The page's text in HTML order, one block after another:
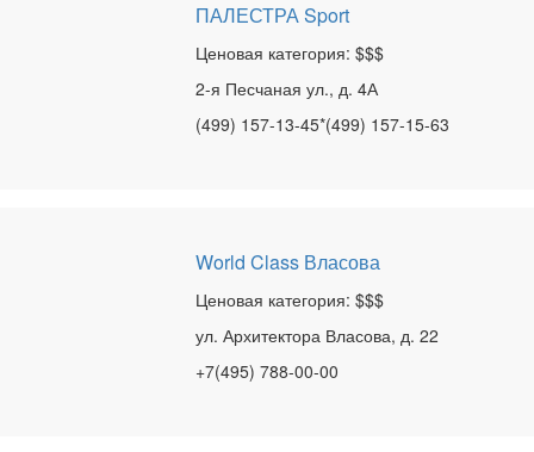
ПАЛЕСТРА Sport
Ценовая категория: $$$
2-я Песчаная ул., д. 4А
(499) 157-13-45*(499) 157-15-63
World Class Власова
Ценовая категория: $$$
ул. Архитектора Власова, д. 22
+7(495) 788-00-00